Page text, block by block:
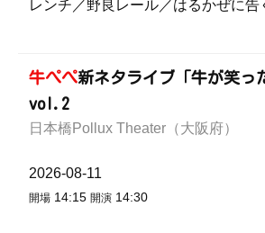
レンチ／野良レール／はるかぜに告
牛ぺぺ新ネタライブ「牛が笑っ
vol.2
日本橋Pollux Theater（大阪府）
2026-08-11
開場 14:15 開演 14:30